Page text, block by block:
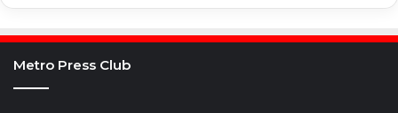
Metro Press Club